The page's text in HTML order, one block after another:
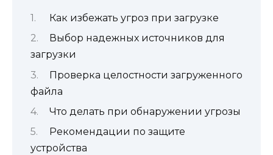
Как избежать угроз при загрузке
Выбор надежных источников для
загрузки
Проверка целостности загруженного
файла
Что делать при обнаружении угрозы
Рекомендации по защите
устройства